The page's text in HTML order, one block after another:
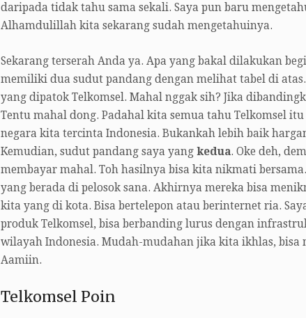
daripada tidak tahu sama sekali. Saya pun baru
Alhamdulillah kita sekarang sudah mengetahuinya.
Sekarang terserah Anda ya. Apa yang bakal dilakukan
memiliki dua sudut pandang dengan melihat tabel di atas.
yang dipatok Telkomsel. Mahal nggak sih? Jika
Tentu mahal dong. Padahal kita semua tahu Telkomsel
negara kita tercinta Indonesia. Bukankah lebih baik
Kemudian, sudut pandang saya yang kedua. Oke deh,
membayar mahal. Toh hasilnya bisa kita nikmati
yang berada di pelosok sana. Akhirnya mereka bisa
kita yang di kota. Bisa bertelepon atau berinternet ria.
produk Telkomsel, bisa berbanding lurus dengan
wilayah Indonesia. Mudah-mudahan jika kita ikhlas,
Aamiin.
Telkomsel Poin